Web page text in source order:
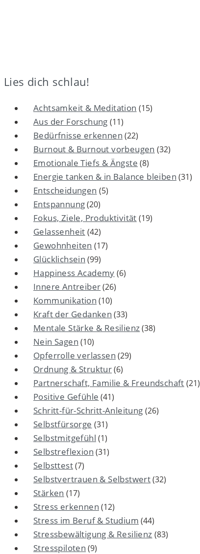
Lies dich schlau!
Achtsamkeit & Meditation (15)
Aus der Forschung (11)
Bedürfnisse erkennen (22)
Burnout & Burnout vorbeugen (32)
Emotionale Tiefs & Ängste (8)
Energie tanken & in Balance bleiben (31)
Entscheidungen (5)
Entspannung(20)
Fokus, Ziele, Produktivität (19)
Gelassenheit (42)
Gewohnheiten (17)
Glücklichsein (99)
Happiness Academy (6)
Innere Antreiber(26)
Kommunikation (10)
Kraft der Gedanken (33)
Mentale Stärke & Resilienz(38)
Nein Sagen (10)
Opferrolle verlassen (29)
Ordnung & Struktur(6)
Partnerschaft, Familie & Freundschaft (21)
Positive Gefühle (41)
Schritt-für-Schritt-Anleitung (26)
Selbstfürsorge (31)
Selbstmitgefühl (1)
Selbstreflexion (31)
Selbsttest(7)
Selbstvertrauen & Selbstwert(32)
Stärken (17)
Stress erkennen (12)
Stress im Beruf & Studium (44)
Stressbewältigung & Resilienz (83)
Stresspiloten (9)